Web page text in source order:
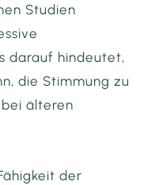
Studien
darauf hindeutet,
die Stimmung zu
älteren
der